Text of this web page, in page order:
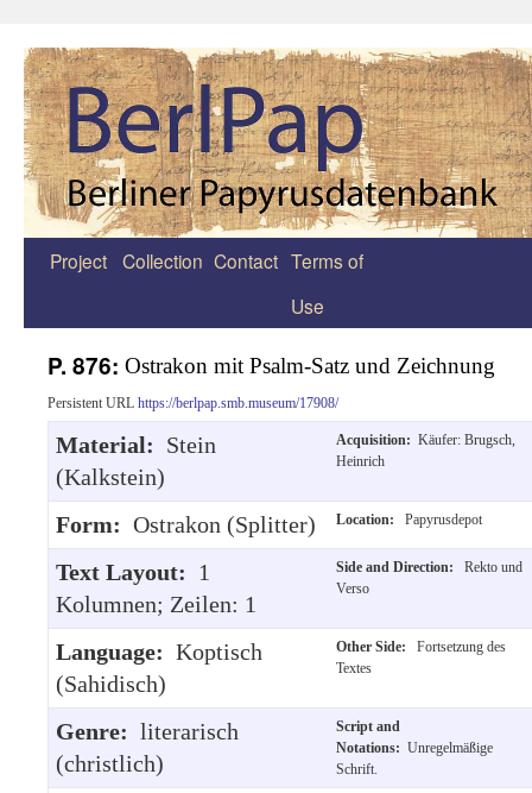
Zum
Project Collection Contact Terms of
Use
P. 876: Ostrakon mit Psalm-Satz und Zeichnung
Persistent URL https://berlpap.smb.museum/17908/
Material: Stein
(Kalkstein)
Acquisition: Käufer: Brugsch,
Heinrich
Form: Ostrakon (Splitter) Location: Papyrusdepot
Text Layout: 1
Kolumnen; Zeilen: 1
Side and Direction:
Rekto und
Verso
Language: Koptisch
(Sahidisch)
Other Side:
Fortsetzung des
Textes
Genre: literarisch
(christlich)
Script and
Notations: Unregelmäßige
Schrift.